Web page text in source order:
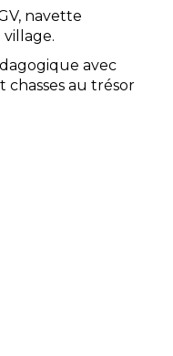
navette
avec
chasses au trésor